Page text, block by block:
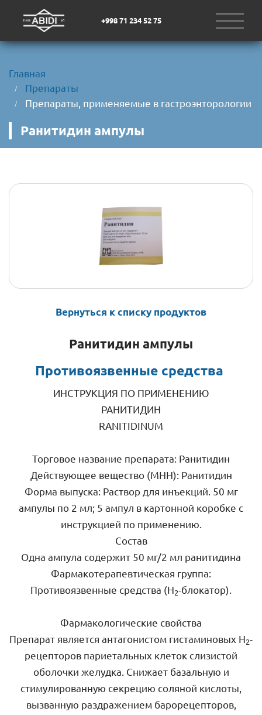
+998 71 234 52 75
Главная
Препараты
Препараты, применяемые в гастроэнторологии
Ранитидин ампулы
Вернуться к списку продуктов
Ранитидин ампулы
Противоязвенные средства
ИНСТРУКЦИЯ ПО ПРИМЕНЕНИЮ
РАНИТИДИН
RANITIDINUM
Торговое название препарата: Ранитидин
Действующее вещество (МНН): Ранитидин
Форма выпуска: Раствор для инъекций. 50 мг
ампулы по 2 мл; 5 ампул в картонной коробке с
инструкцией по применению.
Cостав
Одна ампула содержит 50 мг/2 мл ранитидина
Фармакотерапевтическая группа:
Противоязвенные средства (Н2-блокатор).
Фармакологические свойства
Препарат является антагонистом гистаминовых Н2-
рецепторов париетальных клеток слизистой
оболочки желудка. Снижает базальную и
стимулированную секрецию соляной кислоты,
вызванную раздражением барорецепторов,